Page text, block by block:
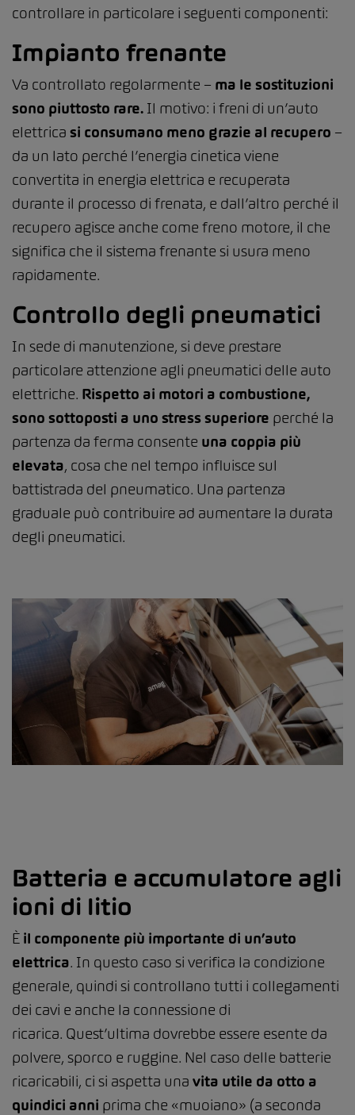
controllare in particolare i seguenti componenti:
Impianto frenante
Va controllato regolarmente – ma le sostituzioni
sono piuttosto rare. Il motivo: i freni di un’auto
elettrica si consumano meno grazie al recupero –
da un lato perché l’energia cinetica viene
convertita in energia elettrica e recuperata
durante il processo di frenata, e dall’altro perché il
recupero agisce anche come freno motore, il che
significa che il sistema frenante si usura meno
rapidamente.
Controllo degli pneumatici
In sede di manutenzione, si deve prestare
particolare attenzione agli pneumatici delle auto
elettriche. Rispetto ai motori a combustione,
sono sottoposti a uno stress superiore perché la
partenza da ferma consente una coppia più
elevata, cosa che nel tempo influisce sul
battistrada del pneumatico. Una partenza
graduale può contribuire ad aumentare la durata
degli pneumatici.
Batteria e accumulatore agli
ioni di litio
È il componente più importante di un’auto
elettrica. In questo caso si verifica la condizione
generale, quindi si controllano tutti i collegamenti
dei cavi e anche la connessione di
ricarica. Quest’ultima dovrebbe essere esente da
polvere, sporco e ruggine. Nel caso delle batterie
ricaricabili, ci si aspetta una vita utile da otto a
quindici anni prima che «muoiano» (a seconda